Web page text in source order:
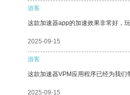
游客
这款加速器app的加速效果非常好，
2025-09-15
游客
这款加速器VPM应用程序已经为我们
2025-09-15